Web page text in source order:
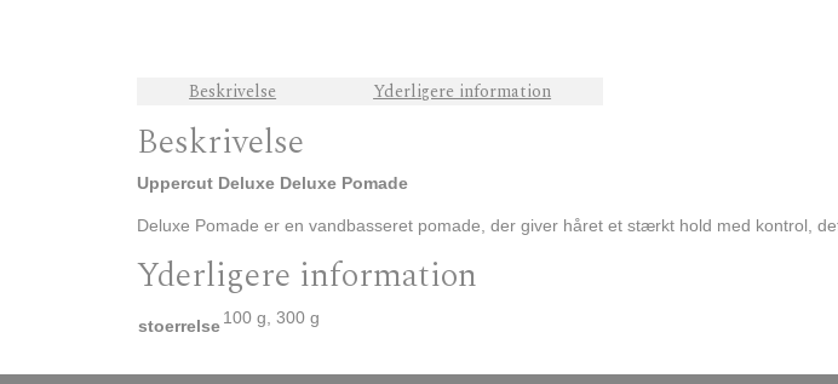
Beskrivelse
Yderligere information
Beskrivelse
Uppercut Deluxe Deluxe Pomade
Deluxe Pomade er en vandbasseret pomade, der giver håret et stærkt hold med kontrol,
Yderligere information
stoerrelse 100 g, 300 g